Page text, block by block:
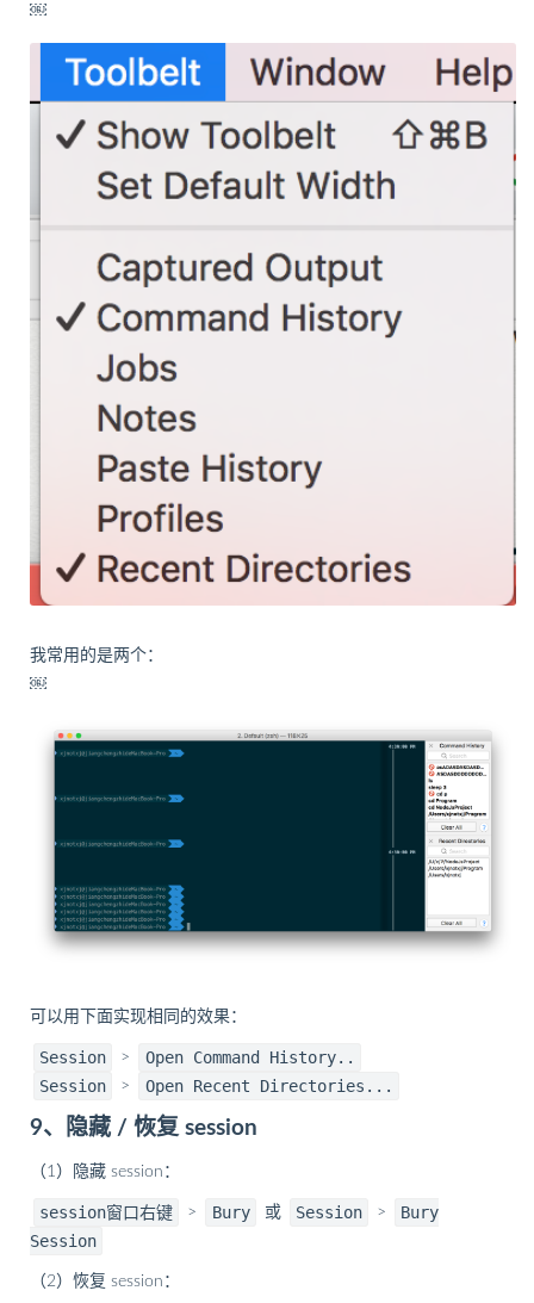
￼
我常用的是两个：
￼
可以用下面实现相同的效果：
Session >
Open Command History..
Session
> Open Recent Directories...
9、隐藏 / 恢复 session
（1）隐藏 session：
session窗口右键 > Bury 或 Session >
Bury
Session
（2）恢复 session：